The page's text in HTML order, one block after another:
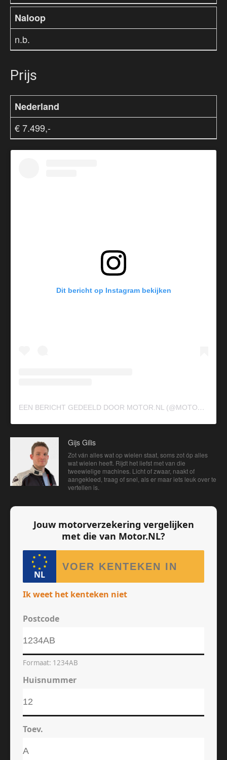
Naloop
n.b.
Prijs
Nederland
€ 7.499,-
Dit bericht op Instagram bekijken
E
EN BERICHT GEDEELD DOOR MOTOR.NL (@MOTOR.NL_)
Gijs Gilis
Zot ván alles wat op wielen staat, soms zot óp alles
wat wielen heeft. Rijdt het liefst met van die
tweewielige machines. Licht of zwaar, naakt of
aangekleed, traag of snel, als er maar iets leuk over te
vertellen is.